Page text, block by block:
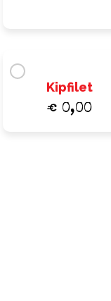
Kipfilet
€ 0,00